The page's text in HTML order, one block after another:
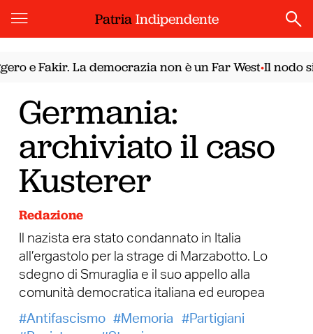
PatriaIndipendente
e Fakir. La democrazia non è un Far West•Il nodo
Germania:
archiviato il caso
Kusterer
Redazione
Il nazista era stato condannato in Italia
all’ergastolo per la strage di Marzabotto. Lo
sdegno di Smuraglia e il suo appello alla
comunità democratica italiana ed europea
Antifascismo
Memoria
Partigiani